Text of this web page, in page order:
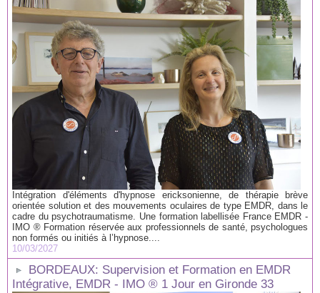
Intégration d'éléments d'hypnose ericksonienne, de thérapie brève
orientée solution et des mouvements oculaires de type EMDR, dans le
cadre du psychotraumatisme. Une formation labellisée France EMDR -
IMO ® Formation réservée aux professionnels de santé, psychologues
non formés ou initiés à l’hypnose....
10/03/2027
BORDEAUX: Supervision et Formation en EMDR
Intégrative, EMDR - IMO ® 1 Jour en Gironde 33